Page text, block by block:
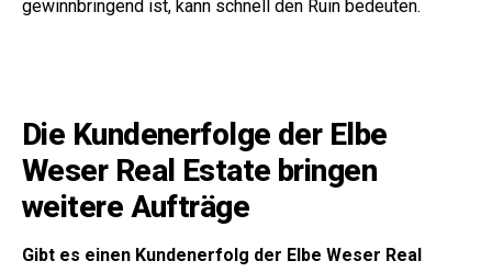
gewinnbringend ist, kann schnell den Ruin bedeuten.
Die Kundenerfolge der Elbe
Weser Real Estate bringen
weitere Aufträge
Gibt es einen Kundenerfolg der Elbe Weser Real